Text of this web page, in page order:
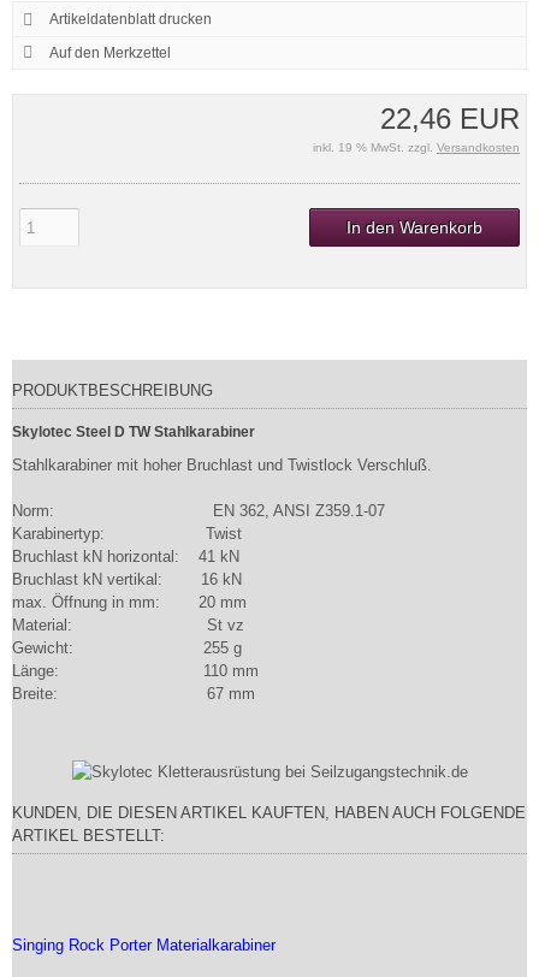
22,46 EUR
inkl. 19 % MwSt. zzgl. Versandkosten
In den Warenkorb
Artikeldatenblatt drucken
PRODUKTBESCHREIBUNG
Skylotec Steel D TW Stahlkarabiner
Stahlkarabiner mit hoher Bruchlast und Twistlock Verschluß.
Norm: EN 362, ANSI Z359.1-07
Karabinertyp: Twist
Bruchlast kN horizontal: 41 kN
Bruchlast kN vertikal: 16 kN
max. Öffnung in mm: 20 mm
Material: St vz
Gewicht: 255 g
Länge: 110 mm
Breite: 67 mm
KUNDEN, DIE DIESEN ARTIKEL KAUFTEN, HABEN AUCH FOLGENDE
ARTIKEL BESTELLT:
Singing Rock Porter Materialkarabiner